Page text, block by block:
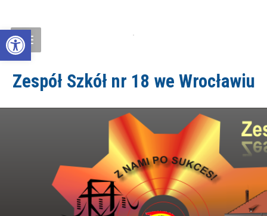
Open toolbar
Zespół Szkół nr 18 we Wrocławiu